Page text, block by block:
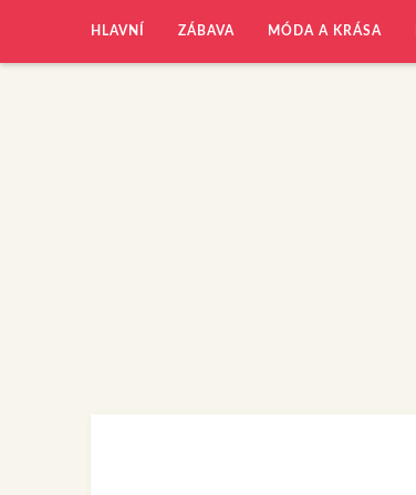
HLAVNÍ ZÁBAVA MÓDA A KRÁSA